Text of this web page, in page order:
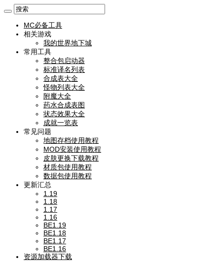
MC必备工具
相关游戏
我的世界地下城
常用工具
整合包启动器
标准译名列表
合成表大全
怪物列表大全
附魔大全
药水合成表图
状态效果大全
成就一览表
常见问题
地图存档使用教程
MOD安装使用教程
皮肤更换下载教程
材质包使用教程
数据包使用教程
更新汇总
1.19
1.18
1.17
1.16
BE1.19
BE1.18
BE1.17
BE1.16
资源加载器下载